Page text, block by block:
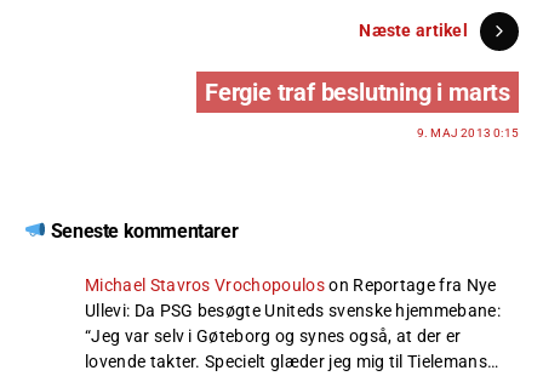
Næste artikel
Fergie traf beslutning i marts
9. MAJ 2013 0:15
Seneste kommentarer
Michael Stavros Vrochopouloson Reportage fra Nye
Ullevi: Da PSG besøgte Uniteds svenske hjemmebane:
“Jeg var selv i Gøteborg og synes også, at der er
lovende takter. Specielt glæder jeg mig til Tielemans…